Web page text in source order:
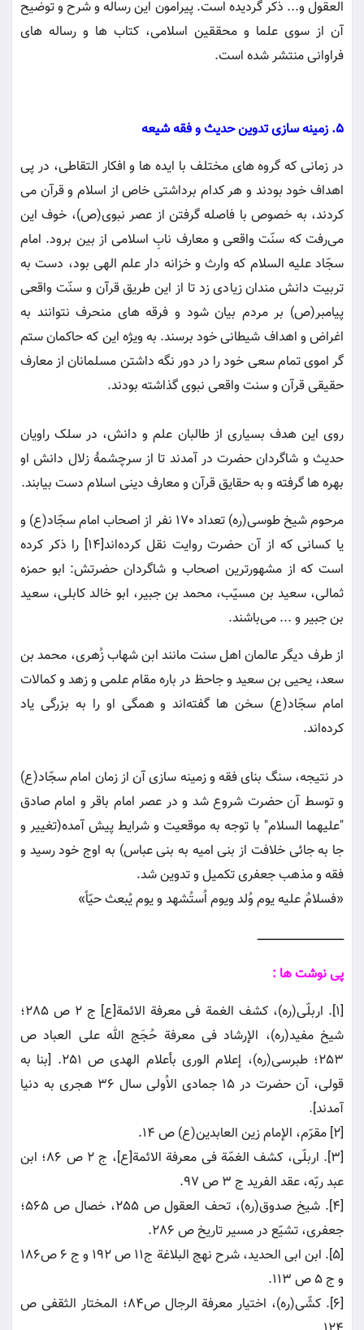
العقول و... ذکر گردیده است. پیرامون این رساله و شرح و توضیح
آن از سوی علما و محققین اسلامی، کتاب ها و رساله های
فراوانی منتشر شده است.
5. زمینه‏ سازی تدوین حدیث و فقه شیعه
در زمانی که گروه‏ های مختلف با ایده‏ ها و افکار التقاطی، در پی
اهداف خود بودند و هر کدام برداشتی خاص از اسلام و قرآن می
کردند، به خصوص با فاصله گرفتن از عصر نبوی(ص)، خوف این
می‌رفت که سنّت واقعی و معارف نابِ اسلامی از بین برود. امام
سجّاد علیه السلام که وارث و خزانه دار علم الهی بود، دست به
تربیت دانش مندان زیادی زد تا از این طریق قرآن و سنّت واقعی
پیامبر(ص) بر مردم بیان شود و فرقه های منحرف نتوانند به
اغراض و اهداف شیطانی خود برسند. به ویژه این که حاکمان ستم
گر اموی تمام سعی خود را در دور نگه داشتن مسلمانان از معارف
حقیقی قرآن و سنت واقعی نبوی گذاشته بودند.
روی این هدف بسیاری از طالبان علم و دانش، در سلک راویان
حدیث و شاگردان حضرت در آمدند تا از سرچشمۀ زلال دانش او
بهره ها گرفته و به حقایق قرآن و معارف دینی اسلام دست بیابند.
مرحوم شیخ طوسی(ره) تعداد 170 نفر از اصحاب امام سجّاد(ع) و
یا کسانی که از آن حضرت روایت نقل کرده‌اند[14] را ذکر کرده
است که از مشهورترین اصحاب و شاگردان حضرتش: ابو حمزه
ثمالی، سعید بن مسیّب، محمد بن جبیر، ابو خالد کابلی، سعید
بن جبیر و ... می‌باشند.
از طرف دیگر عالمان اهل سنت مانند ابن شهاب زُهری، محمد بن
سعد، یحیی بن سعید و جاحظ در باره مقام علمی و زهد و کمالات
امام سجّاد(ع) سخن ها گفته‌اند و همگی او را به بزرگی یاد
کرده‌اند.
در نتیجه، سنگ بنای فقه و زمینه سازی آن از زمان امام سجّاد(ع)
و توسط آن حضرت شروع شد و در عصر امام باقر و امام صادق
"علیهما السلام" با توجه به موقعیت و شرایط پیش آمده(تغییر و
جا به جائی خلافت از بنی امیه به بنی عباس) به اوج خود رسید و
فقه و مذهب جعفری تکمیل و تدوین شد.
«فسلامٌ علیه یوم وُلد ویوم اُستُشهد و یوم یُبعث حیّاً»
ـــــــــــــــــــــــــــــــــــــــــــــــــــــ
پی ‏نوشت‏ ها :
[1]. اربلّی(ره)، کشف الغمة فی معرفة الائمة[ع] ج 2 ص 285؛
شیخ مفید(ره)، الإرشاد فی معرفة حُجَج الله علی العباد ص
253؛ طبرسی(ره)، إعلام الوری بأعلام الهدی ص 251. [بنا به
قولی، آن حضرت در 15 جمادی الاُولی سال 36 هجری به دنیا
آمدند].
[2] مقرّم، الإمام زین العابدین(ع) ص 14.
[3]. اربلّی، کشف الغمّة فی معرفة الائمة[ع]، ج 2 ص 86؛ ابن
عبد ربّه، عقد الفرید ج 3 ص 97.
[4]. شیخ صدوق(ره)، تحف العقول ص 255، خصال ص 565؛
جعفری، تشیّع در مسیر تاریخ ص 286.
[5]. ابن ابی الحدید، شرح نهج البلاغة ج11 ص 192 و ج 6 ص186
و ج 5 ص 113.
[6]. کشّی(ره)، اختیار معرفة الرجال ص84؛ المختار الثقفی ص